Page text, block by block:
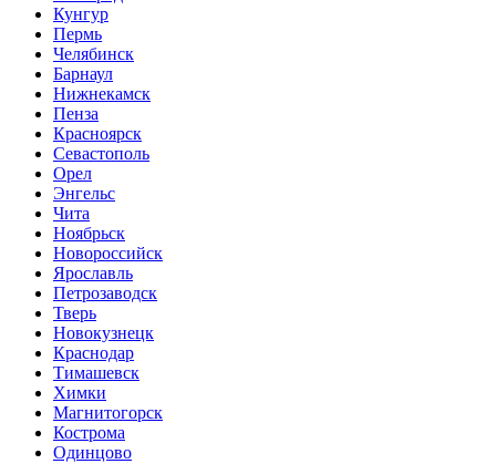
Кунгур
Пермь
Челябинск
Барнаул
Нижнекамск
Пенза
Красноярск
Севастополь
Орел
Энгельс
Чита
Ноябрьск
Новороссийск
Ярославль
Петрозаводск
Тверь
Новокузнецк
Краснодар
Тимашевск
Химки
Магнитогорск
Кострома
Одинцово